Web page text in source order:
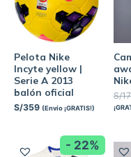
Pelota Nike
Incyte yellow |
Serie A 2013
balón oficial
S/359 (Envío ¡GRATIS!)
S/
- 22%